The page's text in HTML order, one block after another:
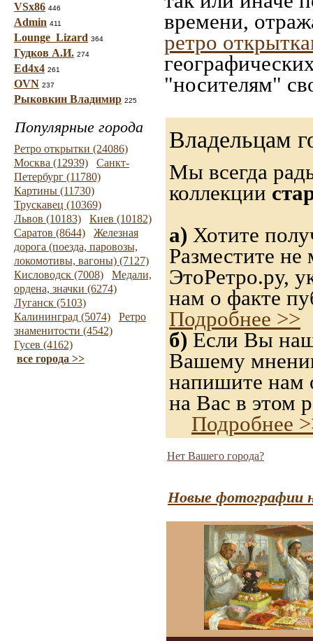
VSx86 446
Admin 411
Lounge_Lizard 364
Гудков А.И. 274
Ed4x4 261
OVN 237
Рыковкин Владимир 225
Популярные города
Ретро открытки (24086)
Москва (12939)
Санкт-
Петербург (11780)
Картины (11730)
Трускавец (10369)
Львов (10183)
Киев (10182)
Саратов (8644)
Железная
дорога (поезда, паровозы,
локомотивы, вагоны) (7127)
Кисловодск (7008)
Медали,
ордена, значки (6274)
Луганск (5103)
Калининград (5074)
Ретро
знаменитости (4542)
Гусев (4162)
все города >>
времени,
ретро
"носителям"
Владельцам
Мы всегда
коллекции
а) Хотите
Разместите
ЭтоРетро.ру,
нам о факте
Подробнее >>
б) Если Вы
Вашему
напишите нам
на Вас в этом
Подробнее
Нет Вашего города?
Новые фотографии